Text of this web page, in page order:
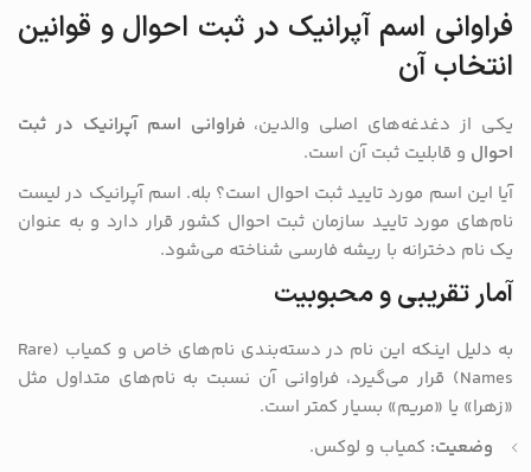
فراوانی اسم آپرانیک در ثبت احوال و قوانین
انتخاب آن
یکی از دغدغه‌های اصلی والدین، فراوانی اسم آپرانیک در ثبت
احوال و قابلیت ثبت آن است.
آیا این اسم مورد تایید ثبت احوال است؟ بله. اسم آپرانیک در لیست
نام‌های مورد تایید سازمان ثبت احوال کشور قرار دارد و به عنوان
یک نام دخترانه با ریشه فارسی شناخته می‌شود.
آمار تقریبی و محبوبیت
به دلیل اینکه این نام در دسته‌بندی نام‌های خاص و کمیاب (Rare
Names) قرار می‌گیرد، فراوانی آن نسبت به نام‌های متداول مثل
«زهرا» یا «مریم» بسیار کمتر است.
وضعیت: کمیاب و لوکس.